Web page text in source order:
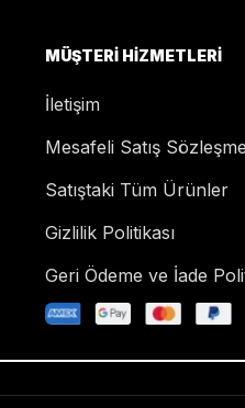
MÜŞTERI HIZMETLERI
İletişim
Mesafeli Satış
Satıştaki Tüm Ürünler
Gizlilik Politikası
Geri Ödeme ve İade